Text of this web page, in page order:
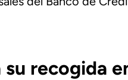
recogida